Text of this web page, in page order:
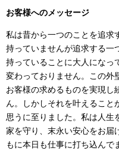
お客様へのメッセージ
私は昔から一つのことを追求
持っていませんが追求する一
持っていることに大人になっ
変わっておりません。この外
お客様の求めるものを実現し
ん。しかしそれを叶えること
思うに至りました。私は人生
家を守り、末永い安心をお届
もに本日も仕事に打ち込んで